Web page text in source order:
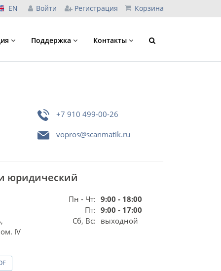
EN Войти Регистрация Корзина
Поддержка Контакты
+7 910 499-00-26
vopros@scanmatik.ru
юридический
IV
Пн - Чт:
Пт:
Сб, Вс:
9:00 - 18:00
9:00 - 17:00
выходной